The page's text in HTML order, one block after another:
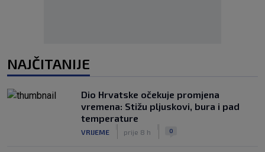
NAJČITANIJE
Dio Hrvatske očekuje promjena
vremena: Stižu pljuskovi, bura i pad
temperature
VRIJEME prije 8 h 0